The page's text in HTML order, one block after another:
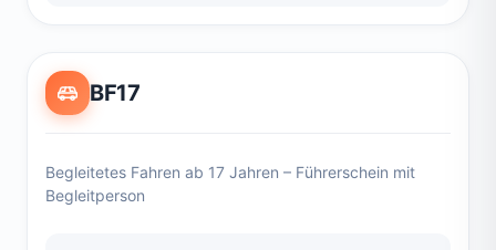
BF17
Begleitetes Fahren ab 17 Jahren – Führerschein mit
Begleitperson